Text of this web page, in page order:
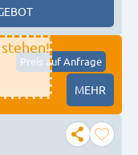
Preis auf Anfrage
MEHR